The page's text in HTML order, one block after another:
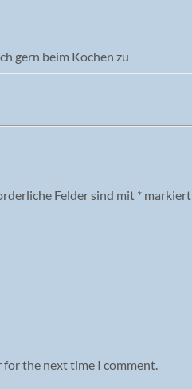
gern beim Kochen zu
Felder sind mit * markiert
for the next time I comment.